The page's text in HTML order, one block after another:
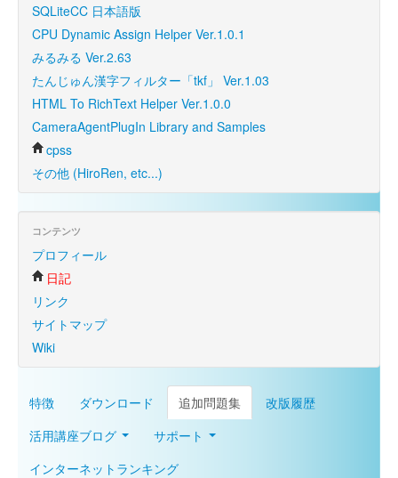
SQLiteCC 日本語版
CPU Dynamic Assign Helper Ver.1.0.1
みるみる Ver.2.63
たんじゅん漢字フィルター「tkf」 Ver.1.03
HTML To RichText Helper Ver.1.0.0
CameraAgentPlugIn Library and Samples
cpss
その他 (HiroRen, etc...)
コンテンツ
プロフィール
日記
リンク
サイトマップ
Wiki
特徴 ダウンロード 追加問題集
改版履歴
活用講座ブログ
サポート
インターネットランキング